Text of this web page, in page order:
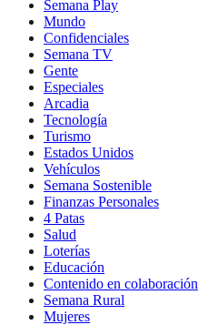
Semana Play
Mundo
Confidenciales
Semana TV
Gente
Especiales
Arcadia
Tecnología
Turismo
Estados Unidos
Vehículos
Semana Sostenible
Finanzas Personales
4 Patas
Salud
Loterías
Educación
Contenido en colaboración
Semana Rural
Mujeres